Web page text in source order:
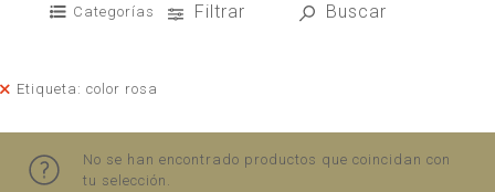
Categorías Filtrar Buscar
Etiqueta: color rosa
No se han encontrado productos que coincidan con
tu selección.